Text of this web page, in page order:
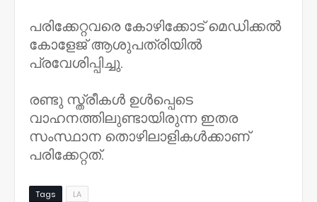
പരിക്കേറ്റവരെ കോഴിക്കോട് മെഡിക്കൽ
കോളേജ് ആശുപത്രിയിൽ
പ്രവേശിപ്പിച്ചു.
രണ്ടു സ്ത്രീകൾ ഉൾപ്പെടെ
വാഹനത്തിലുണ്ടായിരുന്ന ഇതര
സംസ്ഥാന തൊഴിലാളികൾക്കാണ്
പരിക്കേറ്റത്.
Tags LA